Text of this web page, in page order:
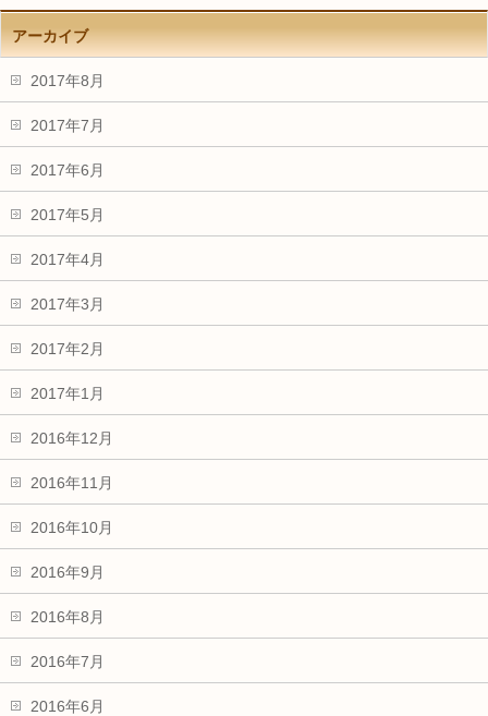
アーカイブ
2017年8月
2017年7月
2017年6月
2017年5月
2017年4月
2017年3月
2017年2月
2017年1月
2016年12月
2016年11月
2016年10月
2016年9月
2016年8月
2016年7月
2016年6月